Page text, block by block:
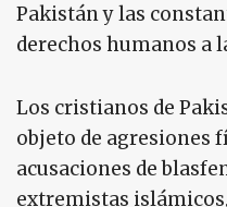
Pakistán y las
derechos humanos a
Los cristianos de
objeto de agresiones
acusaciones de
extremistas islámicos,